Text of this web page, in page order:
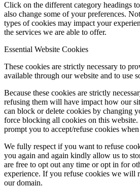
Click on the different category headings
also change some of your preferences.
types of cookies may impact your
the services we are able to offer.
Essential Website Cookies
These cookies are strictly necessary to
available through our website and to use
Because these cookies are strictly
refusing them will have impact how our
can block or delete cookies by changing
force blocking all cookies on this
prompt you to accept/refuse cookies
We fully respect if you want to refuse
you again and again kindly allow us to
are free to opt out any time or opt in for
experience. If you refuse cookies we will
our domain.